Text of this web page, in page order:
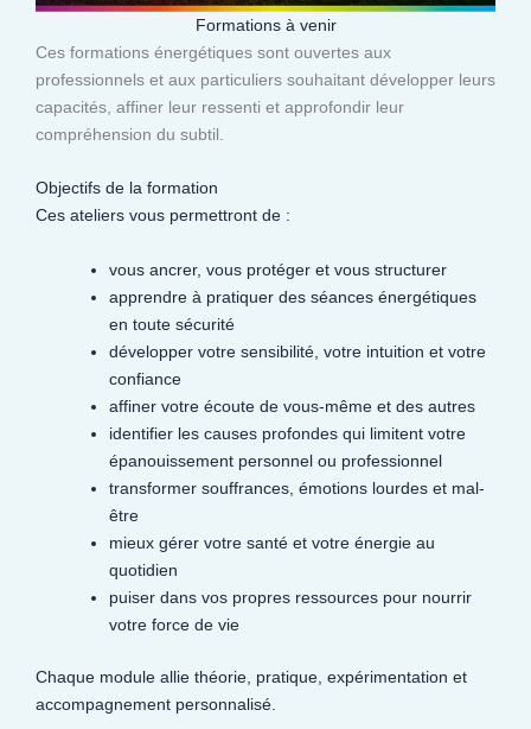
Formations à venir
Ces formations énergétiques sont ouvertes aux
professionnels et aux particuliers souhaitant développer leurs
capacités, affiner leur ressenti et approfondir leur
compréhension du subtil.​
Objectifs de la formation
Ces ateliers vous permettront de :
vous ancrer, vous protéger et vous structurer
apprendre à pratiquer des séances énergétiques
en toute sécurité
développer votre sensibilité, votre intuition et votre
confiance
affiner votre écoute de vous-même et des autres
identifier les causes profondes qui limitent votre
épanouissement personnel ou professionnel
transformer souffrances, émotions lourdes et mal-
être
mieux gérer votre santé et votre énergie au
quotidien
puiser dans vos propres ressources pour nourrir
votre force de vie
Chaque module allie théorie, pratique, expérimentation et
accompagnement personnalisé.